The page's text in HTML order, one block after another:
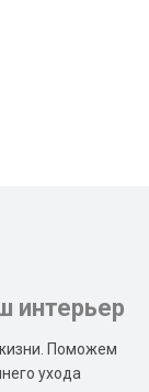
интерьер
Поможем
ухода